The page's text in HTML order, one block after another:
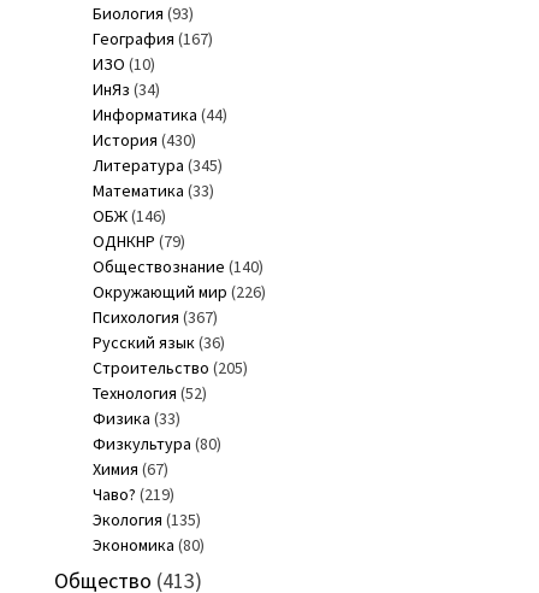
Биология (93)
География (167)
ИЗО (10)
ИнЯз (34)
Информатика (44)
История (430)
Литература (345)
Математика (33)
ОБЖ(146)
ОДНКНР (79)
Обществознание (140)
Окружающий мир (226)
Психология (367)
Русский язык(36)
Строительство (205)
Технология (52)
Физика (33)
Физкультура (80)
Химия (67)
Чаво? (219)
Экология (135)
Экономика (80)
Общество (413)